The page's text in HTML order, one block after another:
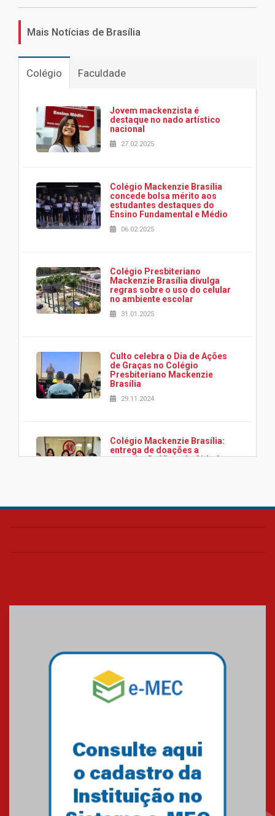
Mais Notícias de Brasília
Colégio Faculdade
Jovem mackenzista é
destaque no nado artístico
nacional
27.02.2025
Colégio Mackenzie Brasília
concede bolsa mérito aos
estudantes destaques do
Ensino Fundamental e Médio
06.02.2025
Colégio Presbiteriano
Mackenzie Brasília divulga
regras sobre o uso do celular
no ambiente escolar
31.01.2025
Culto celebra o Dia de Ações
de Graças no Colégio
Presbiteriano Mackenzie
Brasília
29.11.2024
Colégio Mackenzie Brasília:
entrega de doações a
associação Viver da Cidade
Colégio Presbiteriano
os funcionários
07.11.2024
Equipe de saltos ornamentais
do Mackenzie Brasília
Gravação do projeto “Mais de
31 mil vozes com a Palavra” é
realizado no Colégio
Mackenzie Brasília